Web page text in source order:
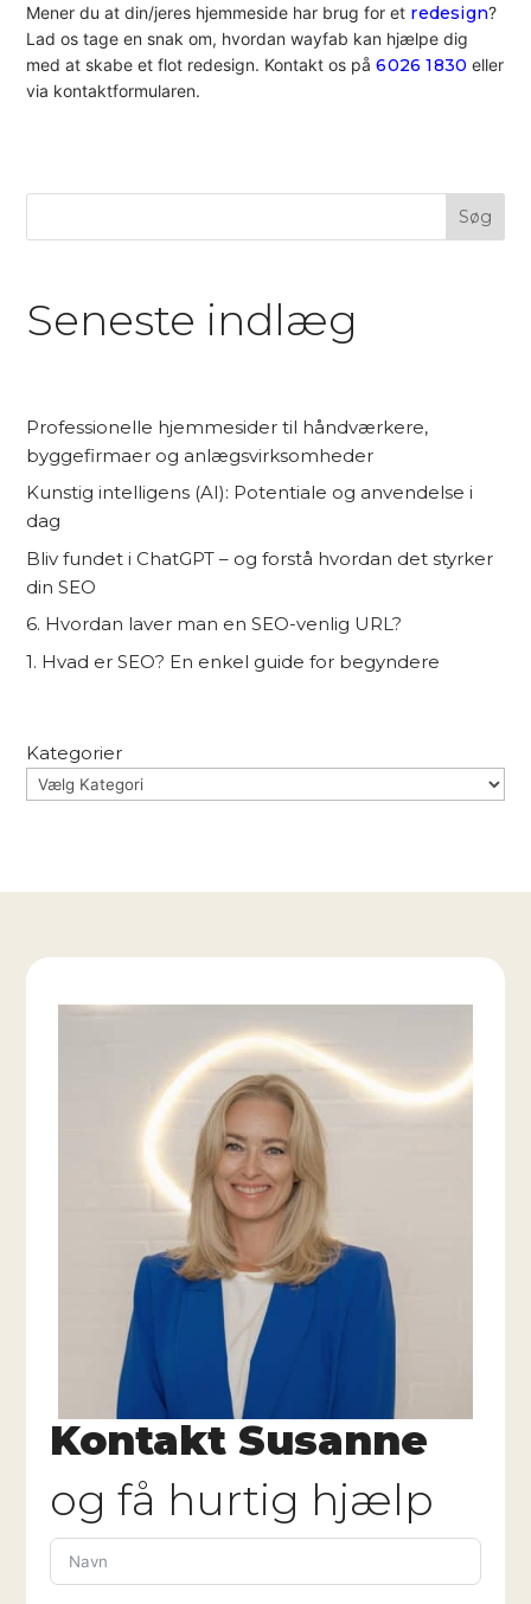
Mener du at din/jeres hjemmeside har brug for et redesign?
Lad os tage en snak om, hvordan wayfab kan hjælpe dig
med at skabe et flot redesign. Kontakt os på6026 1830 eller
via kontaktformularen.
Søg
Seneste indlæg
Professionelle hjemmesider til håndværkere,
byggefirmaer og anlægsvirksomheder
Kunstig intelligens (AI): Potentiale og anvendelse i
dag
Bliv fundet i ChatGPT – og forstå hvordan det styrker
din SEO
6. Hvordan laver man en SEO-venlig URL?
1. Hvad er SEO? En enkel guide for begyndere
Kategorier
Kontakt Susanne
og få hurtig hjælp